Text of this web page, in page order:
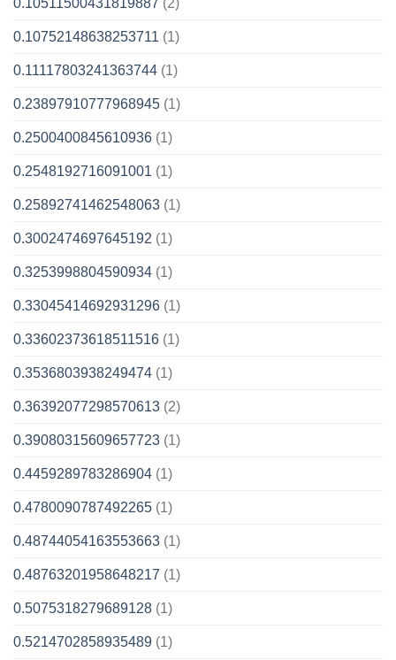
0.10511500431819887 (2)
0.10752148638253711 (1)
0.11117803241363744 (1)
0.23897910777968945 (1)
0.2500400845610936 (1)
0.2548192716091001 (1)
0.25892741462548063 (1)
0.3002474697645192 (1)
0.3253998804590934 (1)
0.33045414692931296 (1)
0.33602373618511516 (1)
0.3536803938249474 (1)
0.36392077298570613 (2)
0.39080315609657723 (1)
0.4459289783286904 (1)
0.4780090787492265 (1)
0.48744054163553663 (1)
0.48763201958648217 (1)
0.5075318279689128 (1)
0.5214702858935489 (1)